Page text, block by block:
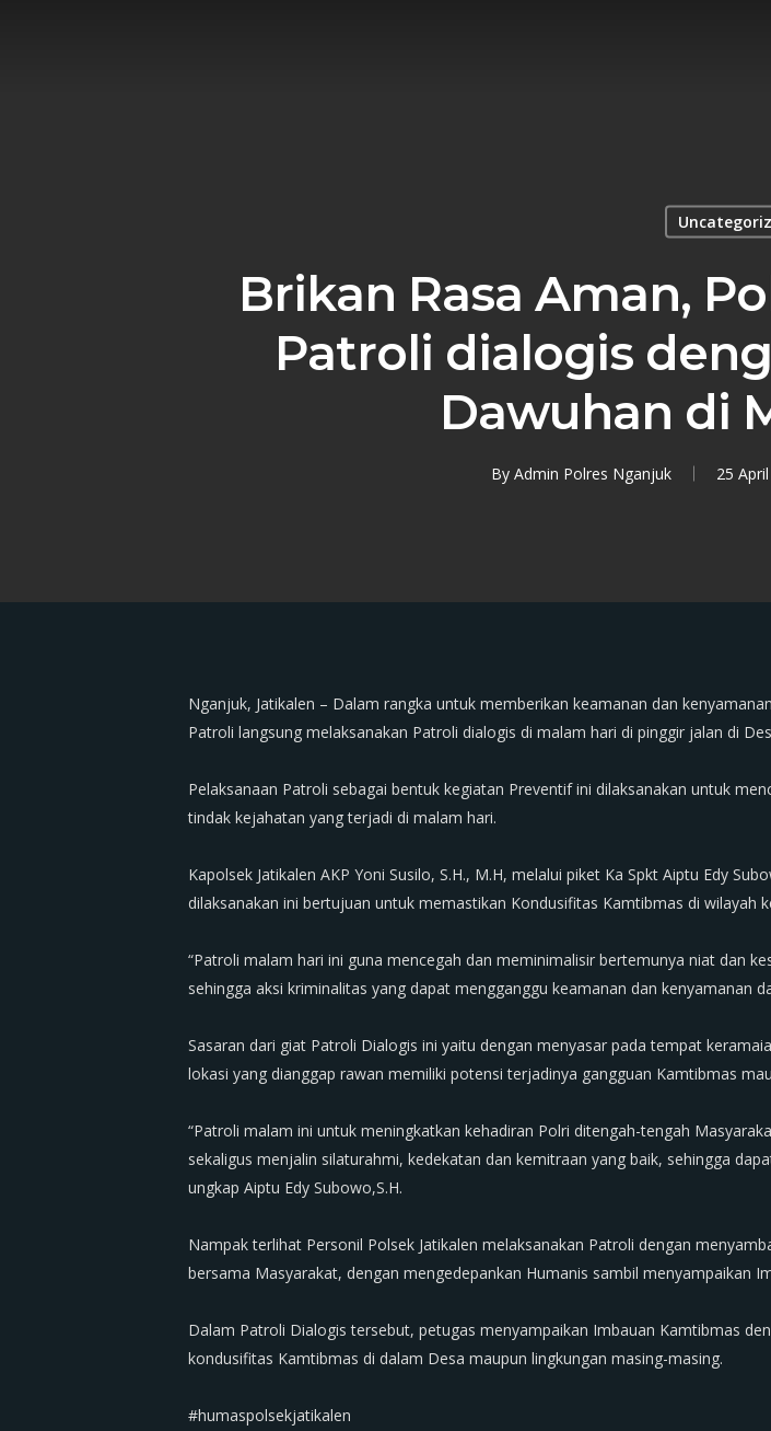
Brikan Rasa Aman,
Patroli dialogis
Dawuhan di
By Admin Polres Nganjuk 25
Nganjuk, Jatikalen – Dalam rangka untuk memberikan keamanan dan
Patroli langsung melaksanakan Patroli dialogis di malam hari di pinggir jalan di
‎Pelaksanaan Patroli sebagai bentuk kegiatan Preventif ini dilaksanakan untuk
tindak kejahatan yang terjadi di malam hari.
‎Kapolsek Jatikalen AKP Yoni Susilo, S.H., M.H, melalui piket Ka Spkt Aiptu Edy
dilaksanakan ini bertujuan untuk memastikan Kondusifitas Kamtibmas di wilayah
‎“Patroli malam hari ini guna mencegah dan meminimalisir bertemunya niat dan
sehingga aksi kriminalitas yang dapat mengganggu keamanan dan kenyamanan
‎Sasaran dari giat Patroli Dialogis ini yaitu dengan menyasar pada tempat
lokasi yang dianggap rawan memiliki potensi terjadinya gangguan Kamtibmas
‎“Patroli malam ini untuk meningkatkan kehadiran Polri ditengah-tengah
sekaligus menjalin silaturahmi, kedekatan dan kemitraan yang baik, sehingga
ungkap Aiptu Edy Subowo,S.H.
‎Nampak terlihat Personil Polsek Jatikalen melaksanakan Patroli dengan
bersama Masyarakat, dengan mengedepankan Humanis sambil menyampaikan
‎Dalam Patroli Dialogis tersebut, petugas menyampaikan Imbauan Kamtibmas
kondusifitas Kamtibmas di dalam Desa maupun lingkungan masing-masing.
‎#humaspolsekjatikalen